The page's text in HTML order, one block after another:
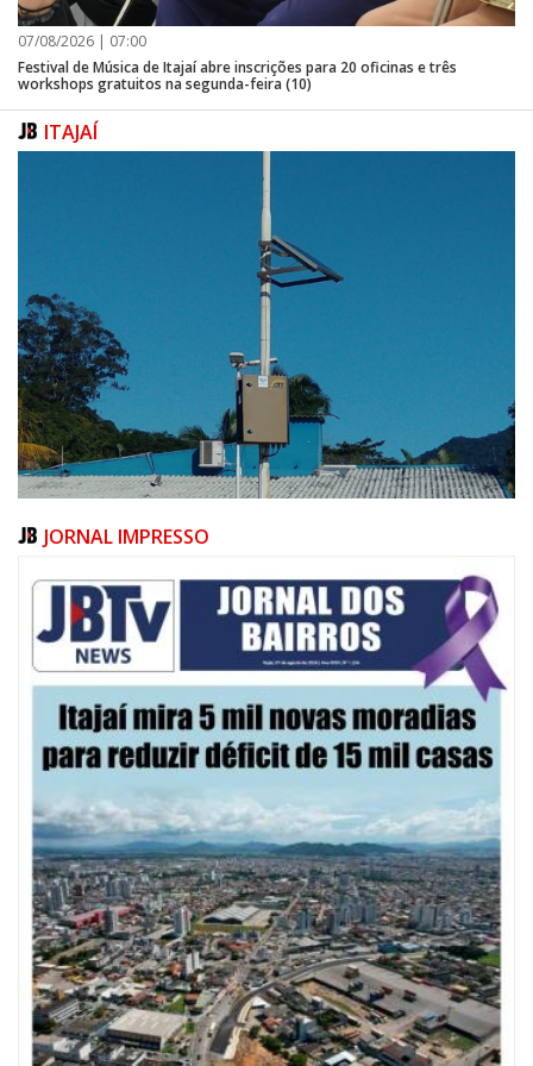
07/08/2026 | 07:00
Festival de Música de Itajaí abre inscrições para 20 oficinas e três
workshops gratuitos na segunda-feira (10)
ITAJAÍ
07/08/2026 | 10:15
Defesa Civil de Itajaí e Univali ampliam monitoramento das marés com
novo marégrafo
NAVEGANTES
JORNAL IMPRESSO